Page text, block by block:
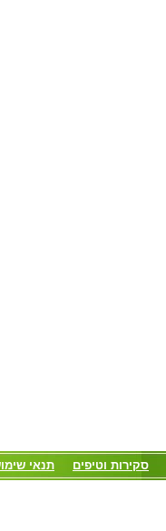
סקירות וטיפים תנאי